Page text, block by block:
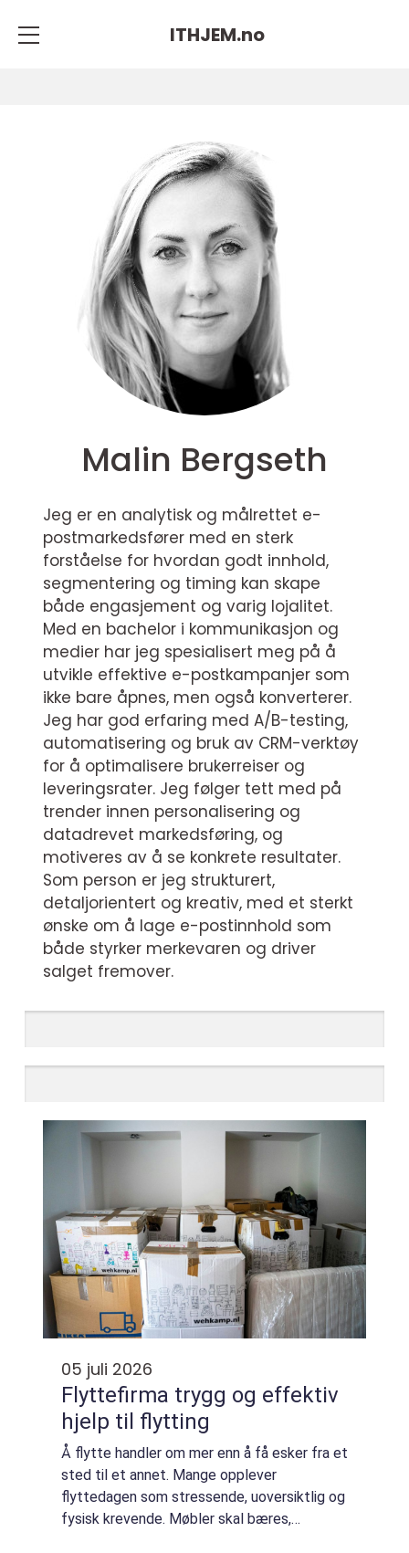
ITHJEM.no
Malin Bergseth
Jeg er en analytisk og målrettet e-
postmarkedsfører med en sterk
forståelse for hvordan godt innhold,
segmentering og timing kan skape
både engasjement og varig lojalitet.
Med en bachelor i kommunikasjon og
medier har jeg spesialisert meg på å
utvikle effektive e-postkampanjer som
ikke bare åpnes, men også konverterer.
Jeg har god erfaring med A/B-testing,
automatisering og bruk av CRM-verktøy
for å optimalisere brukerreiser og
leveringsrater. Jeg følger tett med på
trender innen personalisering og
datadrevet markedsføring, og
motiveres av å se konkrete resultater.
Som person er jeg strukturert,
detaljorientert og kreativ, med et sterkt
ønske om å lage e-postinnhold som
både styrker merkevaren og driver
salget fremover.
05 juli 2026
Flyttefirma trygg og effektiv
hjelp til flytting
Å flytte handler om mer enn å få esker fra et
sted til et annet. Mange opplever
flyttedagen som stressende, uoversiktlig og
fysisk krevende. Møbler skal bæres,